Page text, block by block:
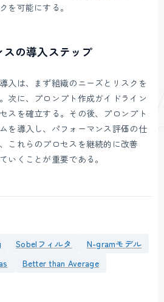
を可能にする。
の導入ステップ
入は、まず組織のニーズとリスクを
次に、プロンプト作成ガイドライン
スを確立する。その後、プロンプト
を導入し、パフォーマンス評価の仕
これらのプロセスを継続的に改善
いくことが重要である。
Sobelフィルタ
N-gramモデル
Better than Average